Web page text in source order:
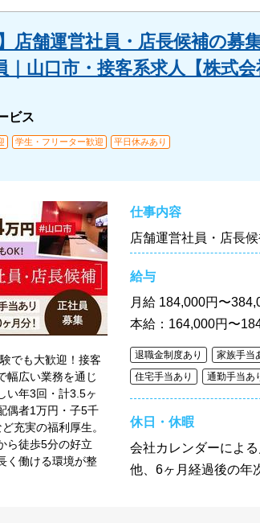
店舗運営社員・店長候補の募
｜山口市・接客系求人【株式
ビス
学生・フリーター歓迎 平日休みあり
でも大歓迎！接客
幅広い業務を通じ
い年3回・計3.5ヶ
偶者1万円・子5千
充実の福利厚生。
ら徒歩5分の好立
く働ける環境が整
仕事内容
店舗運営社員・店長
給与
月給 184,000円〜
本給：164,000円〜
退職金制度あり 家族手当
住宅手当あり
通勤手当あ
休日・休暇
会社カレンダーによ
他、6ヶ月経過後の年